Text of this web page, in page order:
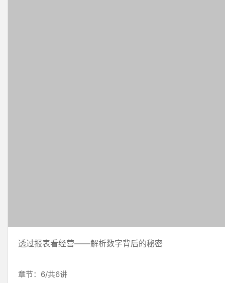
透过报表看经营——解析数字背后的秘密
章节：6/共6讲